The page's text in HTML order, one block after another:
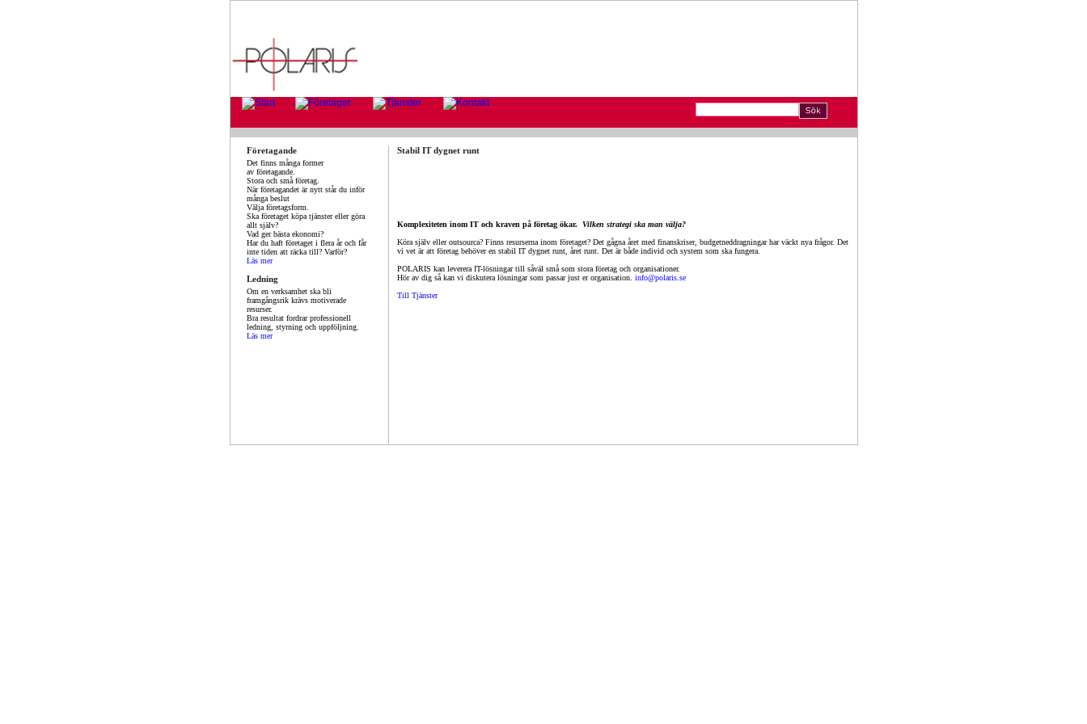
Företagande
Det finns många former
av företagande.
Stora och små företag.
När företagandet är nytt står du inför
många beslut
Välja företagsform.
Ska företaget köpa tjänster eller göra
allt själv?
Vad ger bästa ekonomi?
Har du haft företaget i flera år och får
inte tiden att räcka till? Varför?
Läs mer
Ledning
Om en verksamhet ska bli
framgångsrik krävs motiverade
resurser.
Bra resultat fordrar professionell
ledning, styrning och uppföljning.
Läs mer
Stabil IT dygnet runt
Komplexiteten inom IT och kraven på företag ökar. Vilken strategi ska man välja?
Köra själv eller outsourca? Finns resurserna inom företaget? Det gågna året med finanskriser, budgetneddragningar har väckt nya frågor. Det
vi vet är att företag behöver en stabil IT dygnet runt, året runt. Det är både individ och system som ska fungera.
POLARIS kan leverera IT-lösningar till såväl små som stora företag och organisationer.
Hör av dig så kan vi diskutera lösningar som passar just er organisation. info@polaris.se
Till Tjänster